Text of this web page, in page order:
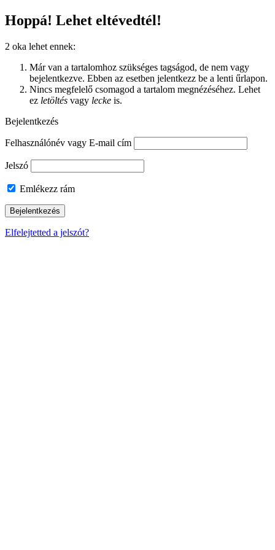
Hoppá! Lehet eltévedtél!
2 oka lehet ennek:
Már van a tartalomhoz szükséges tagságod, de nem vagy
bejelentkezve. Ebben az esetben jelentkezz be a lenti űrlapon.
Nincs megfelelő csomagod a tartalom megnézéséhez. Lehet
ez letöltés vagy lecke is.
Bejelentkezés
Felhasználónév vagy E-mail cím
Jelszó
Emlékezz rám
Elfelejtetted a jelszót?